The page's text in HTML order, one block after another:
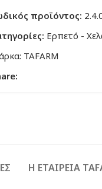
προϊόντος:
Ερπετό -
TAFARM
Η ΕΤΑΙΡΕΙΑ